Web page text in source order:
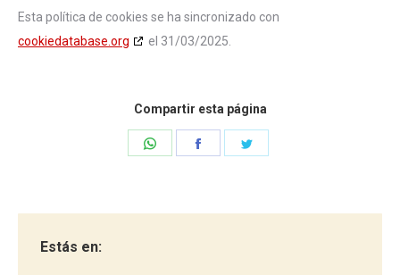
Esta política de cookies se ha sincronizado con
cookiedatabase.org
el 31/03/2025.
Compartir esta página
Estás en: